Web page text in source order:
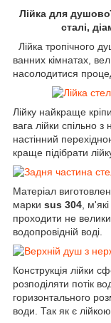
Лійка для
сталі,
Лійка тропічного
ванних кімнатах,
насолодитися
Лійку найкраще
вага лійки спільно
настінний
краще підібрати
Матеріал
марки sus 304 ,
проходити не
водопровідній воді.
Конструкція лійки
розподіляти потік
горизонтального
води. Так як є